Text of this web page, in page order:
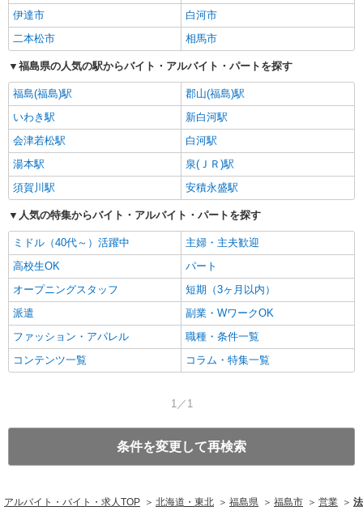
伊達市
白河市
二本松市
相馬市
福島県の人気の駅からバイト・アルバイト・パートを探す
福島(福島)駅
郡山(福島)駅
いわき駅
新白河駅
会津若松駅
白河駅
湯本駅
泉(ＪＲ)駅
須賀川駅
安積永盛駅
人気の特集からバイト・アルバイト・パートを探す
ミドル（40代～）活躍中
主婦・主夫歓迎
高校生OK
パート
オープニングスタッフ
短期（3ヶ月以内）
派遣
副業・WワークOK
ファッション・アパレル
職種・条件一覧
コンテンツ一覧
コラム・特集一覧
1／1
条件を変更して再検索
アルバイト・バイト・求人TOP 北海道・東北 福島県 福島市 営業